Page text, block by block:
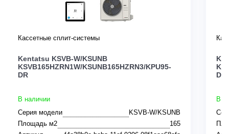
Кассетные сплит-системы
Kentatsu KSVB-W/KSUNB
KSVB165HZRN1W/KSUNB165HZRN3/KPU95-
DR
В наличии
Серия модели
KSVB-W/KSUNB
Площадь м2
165
DR
В